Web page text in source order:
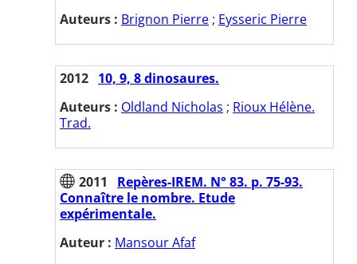
Auteurs : Brignon Pierre ; Eysseric Pierre
2012 10, 9, 8 dinosaures.
Auteurs : Oldland Nicholas ; Rioux Hélène.
Trad.
2011
Repères-IREM. N° 83. p. 75-93.
Connaître le nombre. Etude
expérimentale.
Auteur : Mansour Afaf